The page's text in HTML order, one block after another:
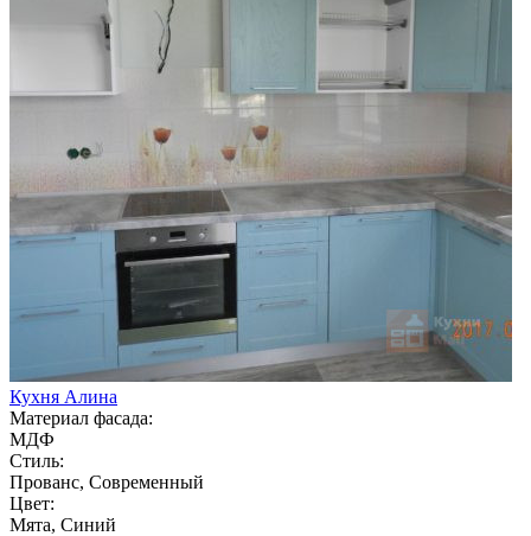
Кухня Алина
Материал фасада:
МДФ
Стиль:
Прованс, Современный
Цвет:
Мята, Синий